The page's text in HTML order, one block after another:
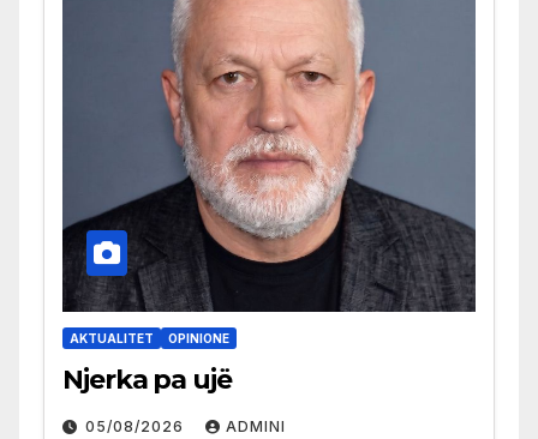
AKTUALITET OPINIONE
Njerka pa ujë
05/08/2026 ADMINI